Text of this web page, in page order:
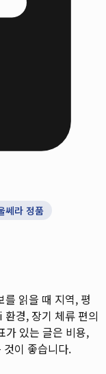
쎄라 정품
읽을 때 지역, 평
경, 장기 체류 편의
가 있는 글은 비용,
것이 좋습니다.